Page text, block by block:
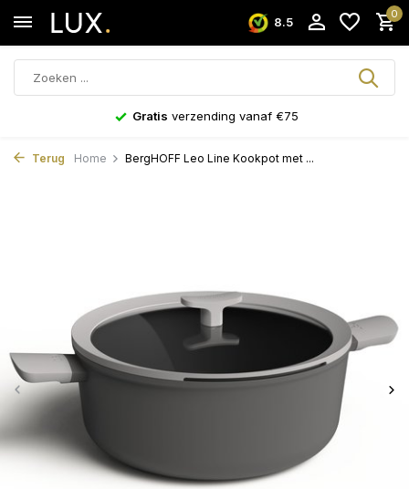
8.5
0
Gratis verzending vanaf €75
Terug Home BergHOFF Leo Line Kookpot met ...